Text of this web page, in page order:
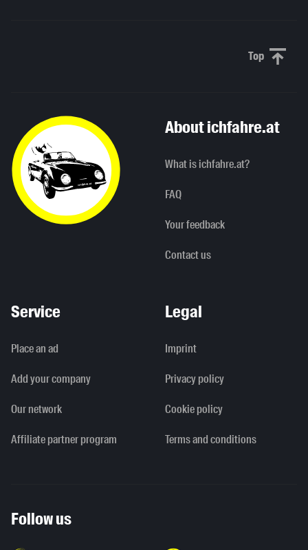
Top Scroll
About ichfahre.at
What is ichfahre.at?
FAQ
Your feedback
Contact us
Service
Place an ad
Add your company
Our network
Affiliate partner program
Legal
Imprint
Privacy policy
Cookie policy
Terms and conditions
Follow us